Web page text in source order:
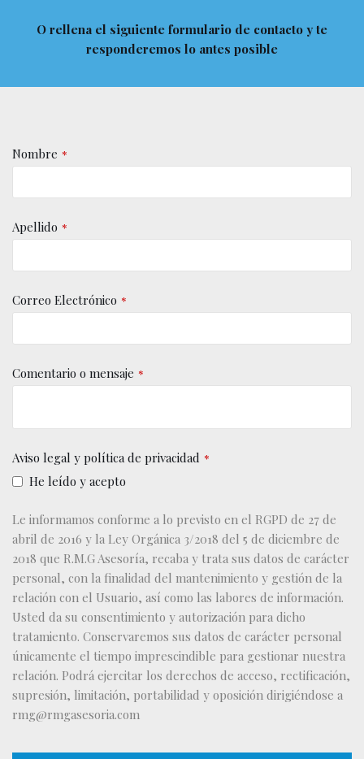
O rellena el siguiente formulario de contacto y te
responderemos lo antes posible
Nombre *
Apellido *
Correo Electrónico *
Comentario o mensaje *
Aviso legal y política de privacidad *
He leído y acepto
Le informamos conforme a lo previsto en el RGPD de 27 de
abril de 2016 y la Ley Orgánica 3/2018 del 5 de diciembre de
2018 que R.M.G Asesoría, recaba y trata sus datos de carácter
personal, con la finalidad del mantenimiento y gestión de la
relación con el Usuario, así como las labores de información.
Usted da su consentimiento y autorización para dicho
tratamiento. Conservaremos sus datos de carácter personal
únicamente el tiempo imprescindible para gestionar nuestra
relación. Podrá ejercitar los derechos de acceso, rectificación,
supresión, limitación, portabilidad y oposición dirigiéndose a
rmg@rmgasesoria.com